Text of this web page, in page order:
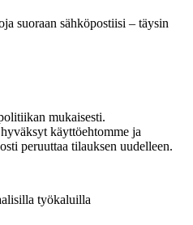
suoraan sähköpostiisi – täysin
mukaisesti.
käyttöehtomme ja
peruuttaa tilauksen uudelleen.
työkaluilla